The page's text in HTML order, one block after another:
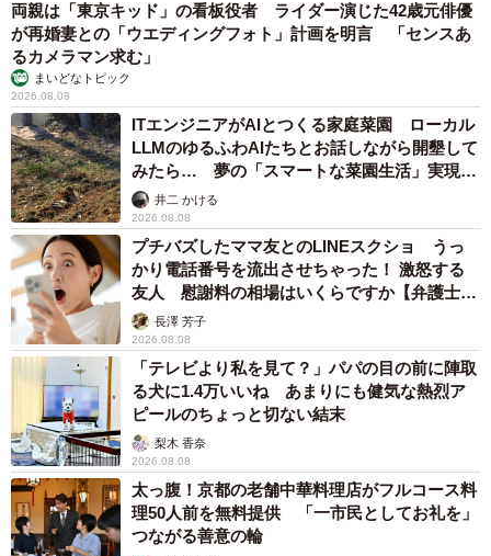
両親は「東京キッド」の看板役者 ライダー演じた42歳元俳優
が再婚妻との「ウエディングフォト」計画を明言 「センスあ
るカメラマン求む」
まいどなトピック
2026.08.08
ITエンジニアがAIとつくる家庭菜園 ローカル
LLMのゆるふわAIたちとお話しながら開墾して
みたら… 夢の「スマートな菜園生活」実現な
るか井二 かける
2026.08.08
プチバズしたママ友とのLINEスクショ うっ
かり電話番号を流出させちゃった！ 激怒する
友人 慰謝料の相場はいくらですか【弁護士が
解説】長澤 芳子
2026.08.08
「テレビより私を見て？」パパの目の前に陣取
る犬に1.4万いいね あまりにも健気な熱烈ア
ピールのちょっと切ない結末
梨木 香奈
2026.08.08
太っ腹！京都の老舗中華料理店がフルコース料
理50人前を無料提供 「一市民としてお礼を」
つながる善意の輪